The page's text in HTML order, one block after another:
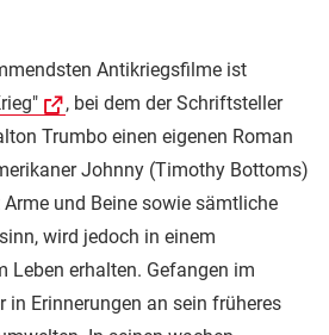
Antikriegsfilme ist
, bei dem der Schriftsteller
Trumbo einen eigenen Roman
Johnny (Timothy Bottoms)
und Beine sowie sämtliche
wird jedoch in einem
Leben erhalten. Gefangen im
in Erinnerungen an sein früheres